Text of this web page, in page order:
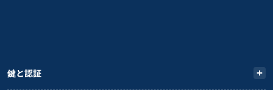
鍵と認証